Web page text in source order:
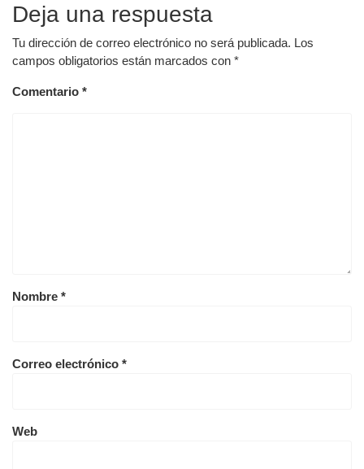
Deja una respuesta
Tu dirección de correo electrónico no será publicada. Los
campos obligatorios están marcados con *
Comentario *
Nombre *
Correo electrónico *
Web